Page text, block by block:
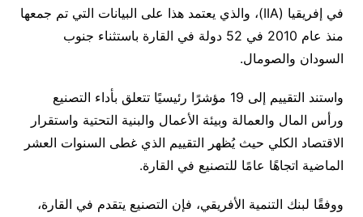
في إفريقيا (IIA)، والذي يعتمد هذا على البيانات التي تم جمعها
منذ عام 2010 في 52 دولة في القارة باستثناء جنوب
السودان والصومال.
واستند التقييم إلى 19 مؤشرًا رئيسيًا تتعلق بأداء التصنيع
ورأس المال والعمالة وبيئة الأعمال والبنية التحتية واستقرار
الاقتصاد الكلي حيث يُظهر التقييم الذي غطى السنوات العشر
الماضية اتجاهًا عامًا للتصنيع في القارة.
ووفقًا لبنك التنمية الأفريقي، فإن التصنيع يتقدم في القارة،